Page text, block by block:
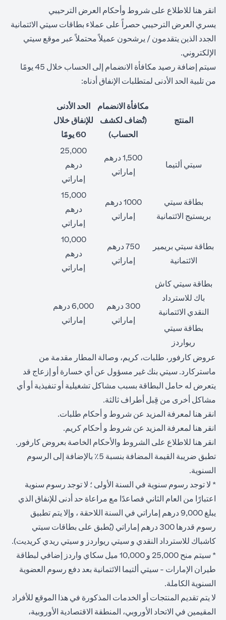
انقر هنا opens in a new tab
للاطلاع على شروط وأحكام العرض الترحيبي
يسري العرض الترحيبي حصراً على عملاء بطاقات سيتي الائتمانية
الجدد الذين يتقدمون / يرشحون عميلاً محتملاً عبر موقع سيتي
الإلكتروني.
سيتم إضافة رصيد مكافأة الانضمام إلى الحساب خلال 45 يومًا
من تلبية الحد الأدنى لمتطلبات الإنفاق أدناه:
المنتج
مكافأة الانضمام
(تُضاف لكشف
الحساب)
الحد الأدنى
للإنفاق خلال
60 يومًا
سيتي ألتيما
1,500 درهم
إماراتي
25,000
درهم
إماراتي
بطاقة سيتي
بريستيج الائتمانية
1000 درهم
إماراتي
15,000
درهم
إماراتي
بطاقة سيتي بريمير
الائتمانية
750 درهم
إماراتي
10,000
درهم
إماراتي
بطاقة سيتي كاش
باك للاسترداد
النقدي الائتمانية
300 درهم
إماراتي
6,000 درهم
إماراتي
بطاقة سيتي
ريواردز
عروض كارفور، طلبات، كريم، وصالة المطار مقدمة من
ماستركارد. سيتي بنك غير مسؤول عن أي خسارة أو إزعاج قد
يتعرض له حامل البطاقة بسبب مشاكل تشغيلية أو تنفيذية أو أي
مشاكل أخرى من قِبل أطراف ثالثة.
انقر هنا opens in a new tab
لمعرفة المزيد عن شروط و أحكام طلبات.
انقر هنا opens in a new tab
لمعرفة المزيد عن شروط و أحكام كريم.
انقر هنا opens in a new tab
للاطلاع على الشروط والأحكام الخاصة بعروض كارفور.
تطبق ضريبة القيمة المضافة بنسبة 5٪ بالإضافة إلى الرسوم
السنوية.
* لا توجد رسوم سنوية في السنة الأولى ؛ لا توجد رسوم سنوية
اعتبارًا من العام الثاني فصاعدًا مع مراعاة حد أدنى للإنفاق الذي
يبلغ 9,000 درهم إماراتي في السنة اللاحقة ، وإلا يتم تطبيق
رسوم قدرها 300 درهم إماراتي (يُطبق على بطاقات سيتي
كاشباك للاسترداد النقدي و سيتي ريواردز و سيتي ريدي كريديت).
* سيتم منح 25,000 و 10,000 ميل سكاي واردز إضافي لبطاقة
طيران الإمارات - سيتي ألتيما الائتمانية بعد دفع رسوم العضوية
السنوية الكاملة.
لا يتم تقديم المنتجات أو الخدمات المذكورة في هذا الموقع للأفراد
المقيمين في الاتحاد الأوروبي، المنطقة الاقتصادية الأوروبية،